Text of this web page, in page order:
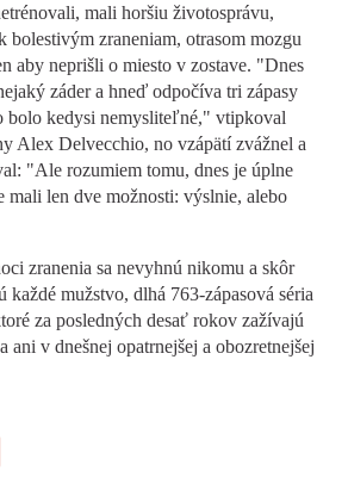
mali horšiu životosprávu,
bolestivým zraneniam, otrasom mozgu
aby neprišli o miesto v zostave. "Dnes
záder a hneď odpočíva tri zápasy
bolo kedysi nemysliteľné," vtipkoval
Alex Delvecchio, no vzápätí zvážnel a
"Ale rozumiem tomu, dnes je úplne
mali len dve možnosti: výslnie, alebo
zranenia sa nevyhnú nikomu a skôr
každé mužstvo, dlhá 763-zápasová séria
za posledných desať rokov zažívajú
ani v dnešnej opatrnejšej a obozretnejšej